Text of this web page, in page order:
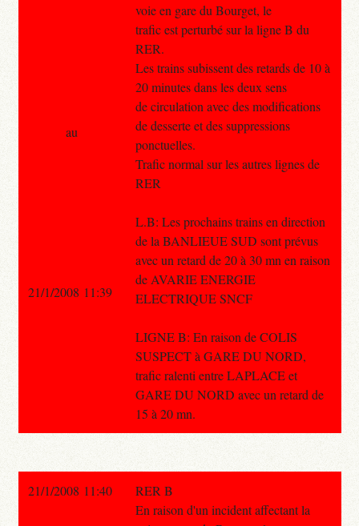
voie en gare du Bourget, le
trafic est perturbé sur la ligne B du
RER.
Les trains subissent des retards de 10 à
20 minutes dans les deux sens
de circulation avec des modifications
de desserte et des suppressions
ponctuelles.
Trafic normal sur les autres lignes de
RER
L.B: Les prochains trains en direction
de la BANLIEUE SUD sont prévus
avec un retard de 20 à 30 mn en raison
de AVARIE ENERGIE
ELECTRIQUE SNCF
LIGNE B: En raison de COLIS
SUSPECT à GARE DU NORD,
trafic ralenti entre LAPLACE et
GARE DU NORD avec un retard de
15 à 20 mn.
au
21/1/2008 11:39
21/1/2008 11:40
RER B
En raison d'un incident affectant la